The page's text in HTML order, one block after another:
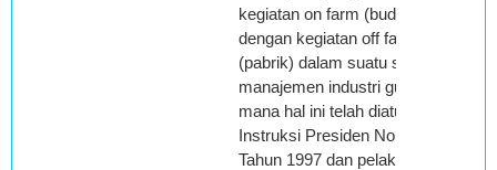
kegiatan on farm (budidaya)
dengan kegiatan off farm
(pabrik) dalam suatu sistem
manajemen industri gula yang
mana hal ini telah diatur dalam
Instruksi Presiden Nomor 5
Tahun 1997 dan pelaksanaan